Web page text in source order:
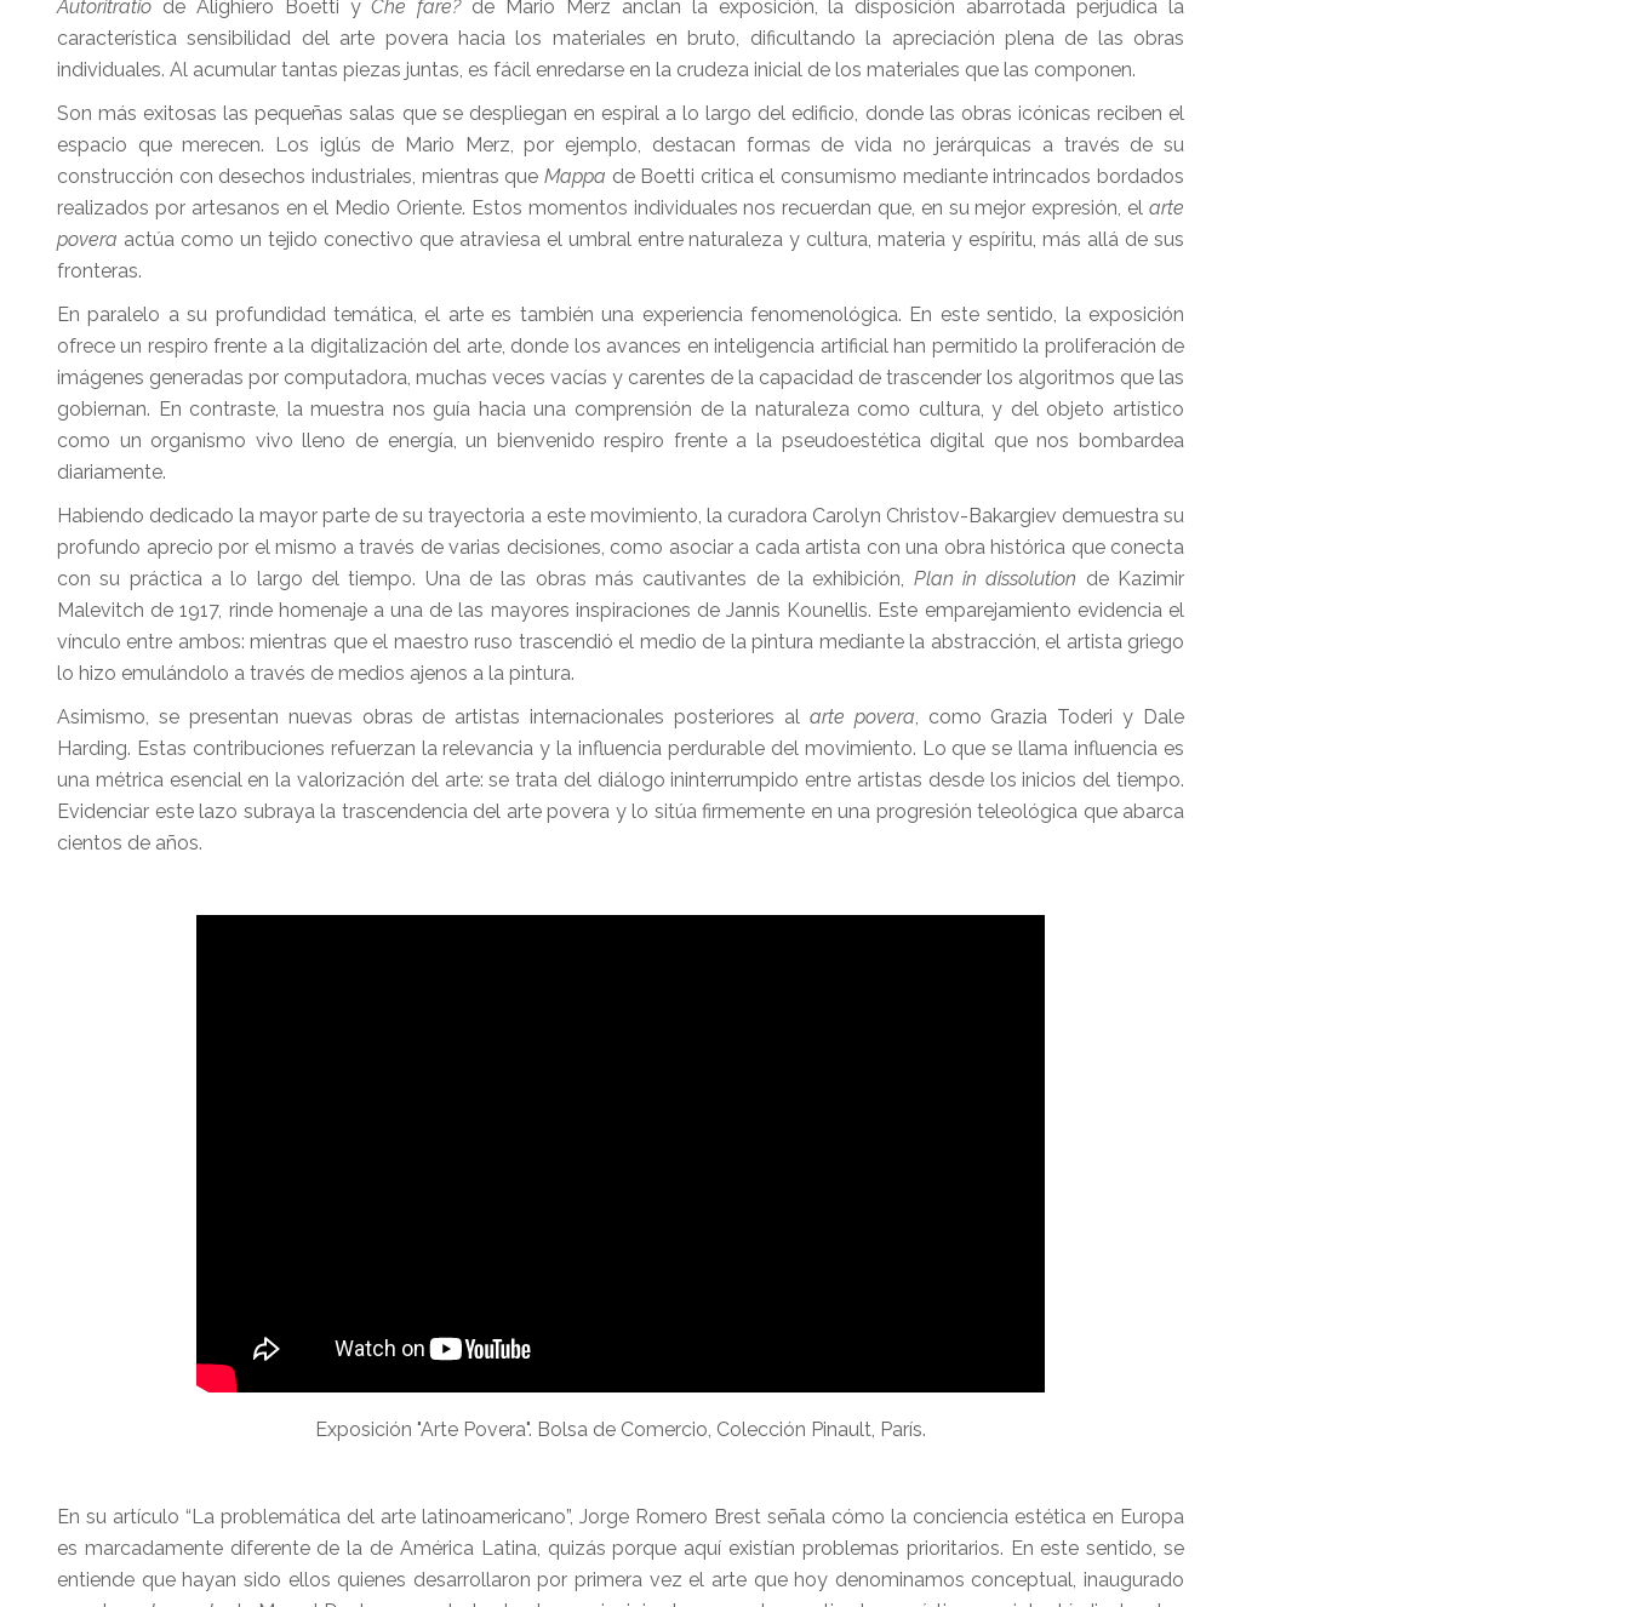
Autoritratio de Alighiero Boetti yChe fare?de Mario Merz anclan la exposición, la disposición abarrotada perjudica la
característica sensibilidad del arte povera hacia los materiales en bruto, dificultando la apreciación plena de las obras
individuales. Al acumular tantas piezas juntas, es fácil enredarse en la crudeza inicial de los materiales que las componen.
Son más exitosas las pequeñas salas que se despliegan en espiral a lo largo del edificio, donde las obras icónicas reciben el
espacio que merecen. Los iglús de Mario Merz, por ejemplo, destacan formas de vida no jerárquicas a través de su
construcción con desechos industriales, mientras que Mappa de Boetti critica el consumismo mediante intrincados bordados
realizados por artesanos en el Medio Oriente. Estos momentos individuales nos recuerdan que, en su mejor expresión, el arte
povera actúa como un tejido conectivo que atraviesa el umbral entre naturaleza y cultura, materia y espíritu, más allá de sus
fronteras.
En paralelo a su profundidad temática, el arte es también una experiencia fenomenológica. En este sentido, la exposición
ofrece un respiro frente a la digitalización del arte, donde los avances en inteligencia artificial han permitido la proliferación de
imágenes generadas por computadora, muchas veces vacías y carentes de la capacidad de trascender los algoritmos que las
gobiernan. En contraste, la muestra nos guía hacia una comprensión de la naturaleza como cultura, y del objeto artístico
como un organismo vivo lleno de energía, un bienvenido respiro frente a la pseudoestética digital que nos bombardea
diariamente.
Habiendo dedicado la mayor parte de su trayectoria a este movimiento, la curadora Carolyn Christov-Bakargiev demuestra su
profundo aprecio por el mismo a través de varias decisiones, como asociar a cada artista con una obra histórica que conecta
con su práctica a lo largo del tiempo. Una de las obras más cautivantes de la exhibición, Plan in dissolution de Kazimir
Malevitch de 1917, rinde homenaje a una de las mayores inspiraciones de Jannis Kounellis. Este emparejamiento evidencia el
vínculo entre ambos: mientras que el maestro ruso trascendió el medio de la pintura mediante la abstracción, el artista griego
lo hizo emulándolo a través de medios ajenos a la pintura.
Asimismo, se presentan nuevas obras de artistas internacionales posteriores alarte povera, como Grazia Toderi y Dale
Harding. Estas contribuciones refuerzan la relevancia y la influencia perdurable del movimiento. Lo que se llama influencia es
una métrica esencial en la valorización del arte: se trata del diálogo ininterrumpido entre artistas desde los inicios del tiempo.
Evidenciar este lazo subraya la trascendencia del arte povera y lo sitúa firmemente en una progresión teleológica que abarca
cientos de años.
Exposición "Arte Povera". Bolsa de Comercio, Colección Pinault, París.
En su artículo “La problemática del arte latinoamericano”, Jorge Romero Brest señala cómo la conciencia estética en Europa
es marcadamente diferente de la de América Latina, quizás porque aquí existían problemas prioritarios. En este sentido, se
entiende que hayan sido ellos quienes desarrollaron por primera vez el arte que hoy denominamos conceptual, inaugurado